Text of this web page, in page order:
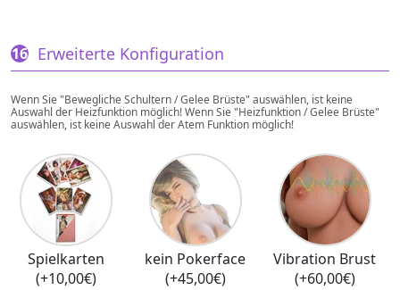
Erweiterte Konfiguration
Wenn Sie "Bewegliche Schultern / Gelee Brüste" auswählen, ist keine
Auswahl der Heizfunktion möglich! Wenn Sie "Heizfunktion / Gelee Brüste"
auswählen, ist keine Auswahl der Atem Funktion möglich!
Spielkarten
(+10,00€)
kein Pokerface
(+45,00€)
Vibration Brust
(+60,00€)